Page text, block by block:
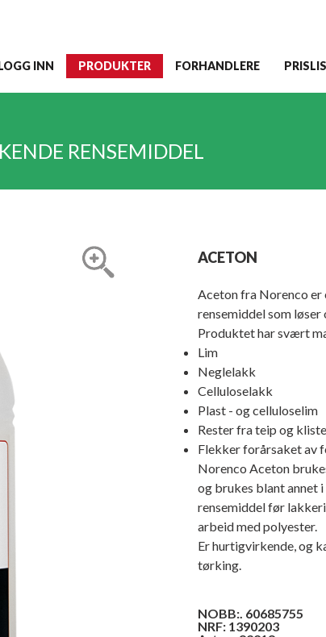
INN PRODUKTER FORHANDLERE
RENSEMIDDEL
ACETON
Aceton fra Norenco
rensemiddel som løser
Produktet har svært
Lim
Neglelakk
Celluloselakk
Plast - og celluloselim
Rester fra teip og
Flekker forårsaket av
Norenco Aceton
og brukes blant annet
rensemiddel før
arbeid med polyester.
Er hurtigvirkende, og
tørking.
NOBB:. 60685755
NRF: 1390203